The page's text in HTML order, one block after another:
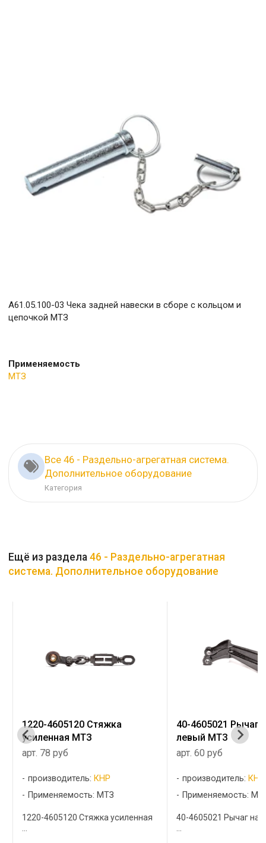
А61.05.100-03 Чека задней навески в сборе с кольцом и
цепочкой МТЗ
Применяемость
МТЗ
Все 46 - Раздельно-агрегатная система.
Дополнительное оборудование
Категория
Ещё из раздела46 - Раздельно-агрегатная
система. Дополнительное оборудование
1220-4605120 Стяжка
усиленная МТЗ
арт. 78 руб
производитель: КНР
Применяемость: МТЗ
1220-4605120 Стяжка усиленная
40-4605021 Рычаг
левый МТЗ
арт. 60 руб
производитель: КНР
Применяемость:
40-4605021 Рычаг